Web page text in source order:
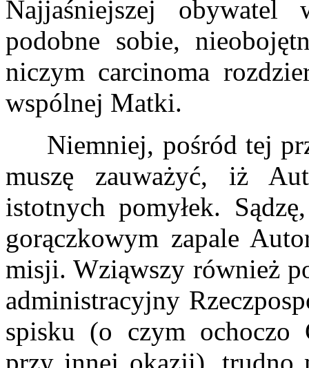
Najjaśniejszej obywatel
podobne sobie,
niczym carcinoma
wspólnej Matki.
Niemniej, pośród tej
muszę zauważyć, iż
istotnych pomyłek.
gorączkowym zapale
misji. Wziąwszy również
administracyjny
spisku (o czym ochoczo